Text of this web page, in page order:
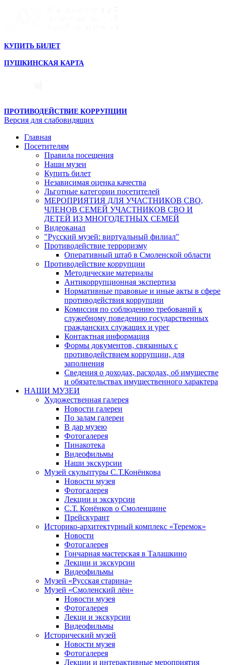
КУПИТЬ БИЛЕТ
ПУШКИНСКАЯ КАРТА
ПРОТИВОДЕЙСТВИЕ КОРРУПЦИИ
Версия для слабовидящих
Главная
Посетителям
Правила посещения
Наши музеи
Купить билет
Независимая оценка качества
Льготные категории посетителей
МЕРОПРИЯТИЯ ДЛЯ УЧАСТНИКОВ СВО,
ЧЛЕНОВ СЕМЕЙ УЧАСТНИКОВ СВО И
ДЕТЕЙ ИЗ МНОГОДЕТНЫХ СЕМЕЙ
Видеоканал
"Русский музей: виртуальный филиал"
Противодействие терроризму
Оперативный штаб в Смоленской области
Противодействие коррупции
Методические материалы
Антикоррупционная экспертиза
Нормативные правовые и иные акты в сфере
противодействия коррупции
Комиссия по соблюдению требований к
служебному поведению государственных
гражданских служащих и урег
Контактная информация
Формы документов, связанных с
противодействием коррупции, для
заполнения
Сведения о доходах, расходах, об имуществе
и обязательствах имущественного характера
НАШИ МУЗЕИ
Художественная галерея
Новости галереи
По залам галереи
В дар музею
Фотогалерея
Пинакотека
Видеофильмы
Наши экскурсии
Музей скульптуры С.Т.Конёнкова
Новости музея
Фотогалерея
Лекции и экскурсии
С.Т. Конёнков о Смоленщине
Прейскурант
Историко-архитектурный комплекс «Теремок»
Новости
Фотогалерея
Гончарная мастерская в Талашкино
Лекции и экскурсии
Видеофильмы
Музей «Русская старина»
Музей «Смоленский лён»
Новости музея
Фотогалерея
Лекци и экскурсии
Видеофильмы
Исторический музей
Новости музея
Фотогалерея
Лекции и интерактивные мероприятия